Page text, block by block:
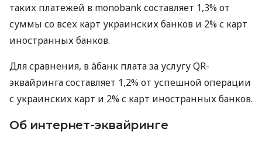
таких платежей в monobank составляет 1,3% от
суммы со всех карт украинских банков и 2% с карт
иностранных банков.
Для сравнения, в àбанк плата за услугу QR-
эквайринга составляет 1,2% от успешной операции
с украинских карт и 2% с карт иностранных банков.
Об интернет-эквайринге